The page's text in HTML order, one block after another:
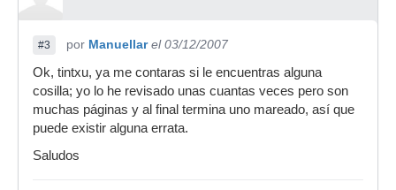
#3 por Manuellar el 03/12/2007
Ok, tintxu, ya me contaras si le encuentras alguna
cosilla; yo lo he revisado unas cuantas veces pero son
muchas páginas y al final termina uno mareado, así que
puede existir alguna errata.
Saludos